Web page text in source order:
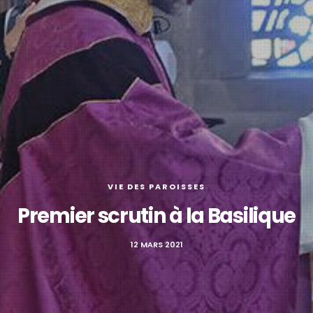
VIE DES PAROISSES
Premier scrutin à la Basilique
12 MARS 2021